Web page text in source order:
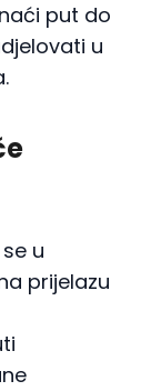
put do
u
u
prijelazu